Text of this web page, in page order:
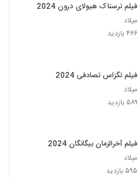
فیلم ترسناک هیولای درون 2024
میلاد
۴۶۶ بازدید
فیلم تگزاس تصادفی 2024
میلاد
۵۸۹ بازدید
فیلم آخرالزمان بیگانگان 2024
میلاد
۵۹۵ بازدید